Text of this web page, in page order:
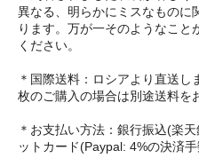
異なる、明らかにミスなものに
ります。万が一そのようなこ
ください。
＊国際送料：ロシアより直送
枚のご購入の場合は別途送料を
＊お支払い方法：銀行振込(楽
ットカード(Paypal: 4%の決済手